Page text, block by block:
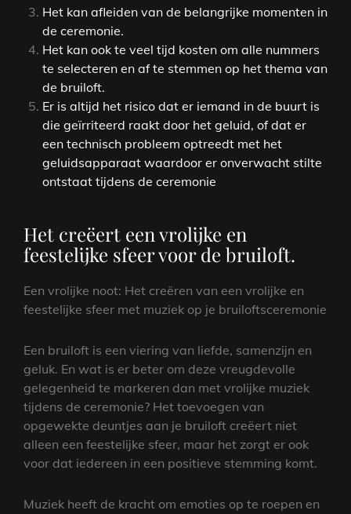
Het kan afleiden van de belangrijke momenten in
de ceremonie.
Het kan ook te veel tijd kosten om alle nummers
te selecteren en af ​​te stemmen op het thema van
de bruiloft.
Er is altijd het risico dat er iemand in de buurt is
die geïrriteerd raakt door het geluid, of dat er
een technisch probleem optreedt met het
geluidsapparaat waardoor er onverwacht stilte
ontstaat tijdens de ceremonie
Het creëert een vrolijke en
feestelijke sfeer voor de bruiloft.
Een vrolijke noot: Het creëren van een vrolijke en
feestelijke sfeer met muziek op je bruiloftsceremonie
Een bruiloft is een viering van liefde, samenzijn en
geluk. En wat is er beter om deze vreugdevolle
gelegenheid te markeren dan met vrolijke muziek
tijdens de ceremonie? Het toevoegen van
opgewekte deuntjes aan je bruiloft creëert niet
alleen een feestelijke sfeer, maar het zorgt er ook
voor dat iedereen in een positieve stemming komt.
Muziek heeft de kracht om emoties op te roepen en